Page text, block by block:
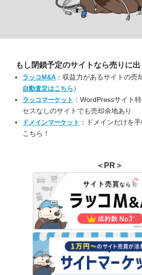
もし閉鎖予定のサイトなら売りに出
ラッコM&A ：収益力があるサイトの売
自動査定はこちら ）
ラッコマーケット ：WordPressサイト
セスなしのサイトでも売却余地あり
ドメインマーケット ：ドメインだけを
こちら！
＜PR＞